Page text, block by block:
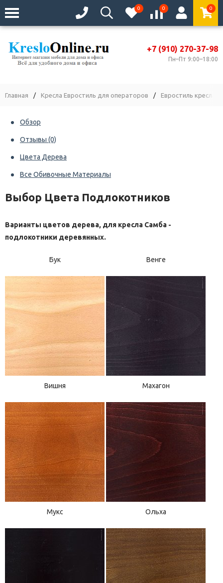
0 0 0
+7 (910) 270-37-98
Пн–Пт 9:00–18:00
Главная / Кресла Евростиль для операторов / Евростиль кресла
Обзор
Отзывы (0)
Цвета Дерева
Все Обивочные Материалы
Выбор Цвета Подлокотников
Варианты цветов дерева, для кресла Самба -
подлокотники деревянных.
Бук Венге
Вишня Махагон
Мукс Ольха